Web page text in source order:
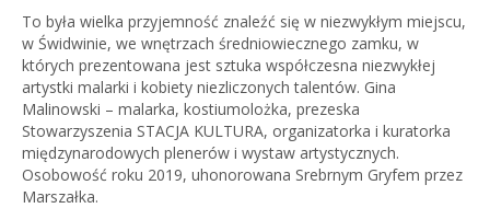
To była wielka przyjemność znaleźć się w niezwykłym miejscu,
w Świdwinie, we wnętrzach średniowiecznego zamku, w
których prezentowana jest sztuka współczesna niezwykłej
artystki malarki i kobiety niezliczonych talentów. Gina
Malinowski – malarka, kostiumolożka, prezeska
Stowarzyszenia STACJA KULTURA, organizatorka i kuratorka
międzynarodowych plenerów i wystaw artystycznych.
Osobowość roku 2019, uhonorowana Srebrnym Gryfem przez
Marszałka.